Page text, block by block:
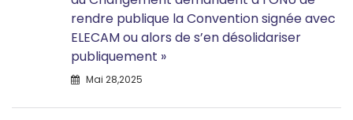
rendre publique la Convention signée avec
ELECAM ou alors de s’en désolidariser
publiquement »
Mai 28,2025